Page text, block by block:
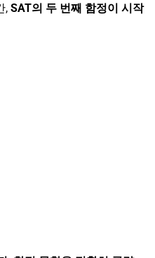
, SAT의 두 번째 함정이 시작